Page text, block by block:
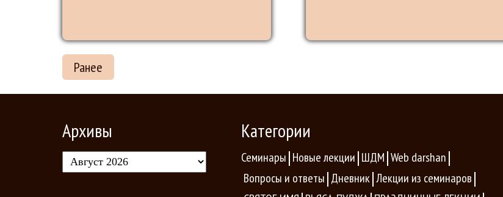
Ранее
Архивы Категории
Семинары Новые лекции ШДМ Web darshan
Вопросы и ответы Дневник Лекции из семинаров